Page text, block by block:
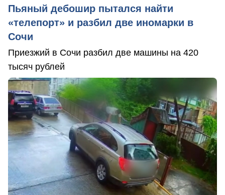
Пьяный дебошир пытался найти
«телепорт» и разбил две иномарки в
Сочи
Приезжий в Сочи разбил две машины на 420
тысяч рублей